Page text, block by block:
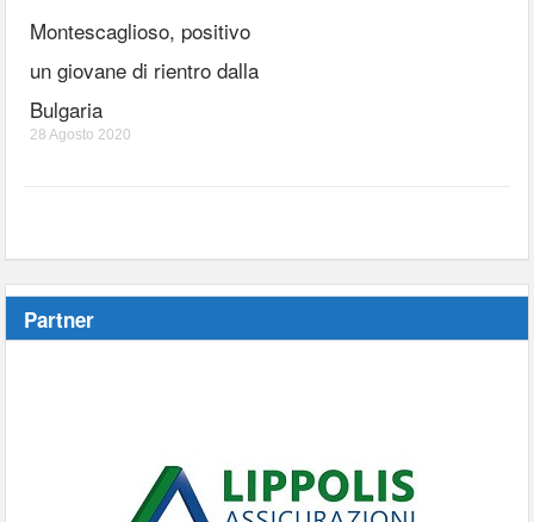
Montescaglioso, positivo
un giovane di rientro dalla
Bulgaria
28 Agosto 2020
Partner